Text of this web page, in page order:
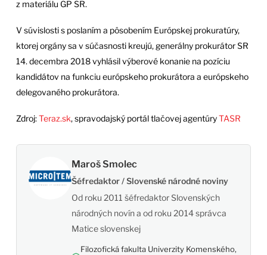
z materiálu GP SR.
V súvislosti s poslaním a pôsobením Európskej prokuratúry,
ktorej orgány sa v súčasnosti kreujú, generálny prokurátor SR
14. decembra 2018 vyhlásil výberové konanie na pozíciu
kandidátov na funkciu európskeho prokurátora a európskeho
delegovaného prokurátora.
Zdroj:Teraz.sk, spravodajský portál tlačovej agentúryTASR
Maroš Smolec
Šéfredaktor / Slovenské národné noviny
Od roku 2011 šéfredaktor Slovenských
národných novín a od roku 2014 správca
Matice slovenskej
Filozofická fakulta Univerzity Komenského,